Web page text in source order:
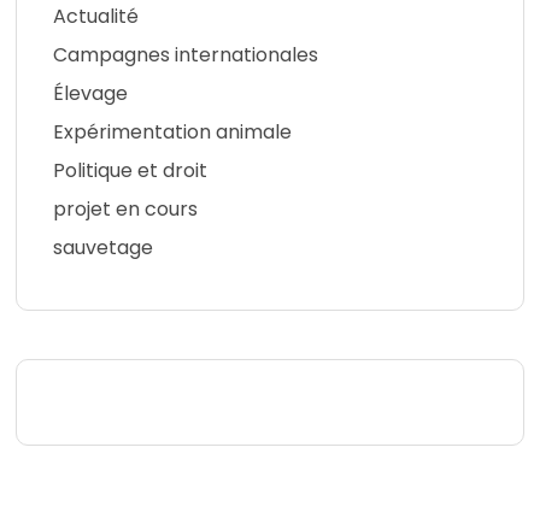
Actualité
Campagnes internationales
Élevage
Expérimentation animale
Politique et droit
projet en cours
sauvetage